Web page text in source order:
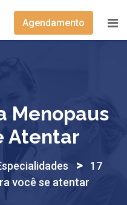
Agendamento
Menopaus
Atentar
>
17
você se atentar